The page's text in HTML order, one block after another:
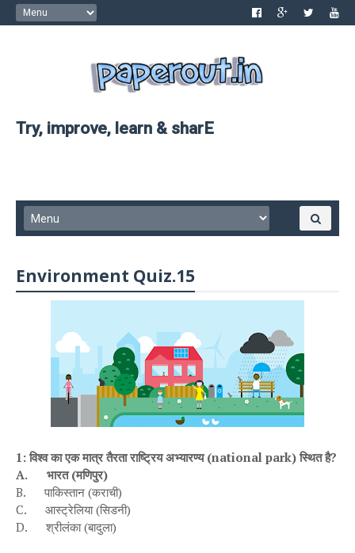
Try, improve, learn & sharE
Environment Quiz.15
1: विश्व का एक मात्र तैरता राष्ट्रिय अभ्यारण्य (national park) स्थित है?
A.
भारत (मणिपुर)
B.
पाकिस्तान (कराची)
C.
आस्ट्रेलिया (सिडनी)
D.
श्रीलंका (बादुला)